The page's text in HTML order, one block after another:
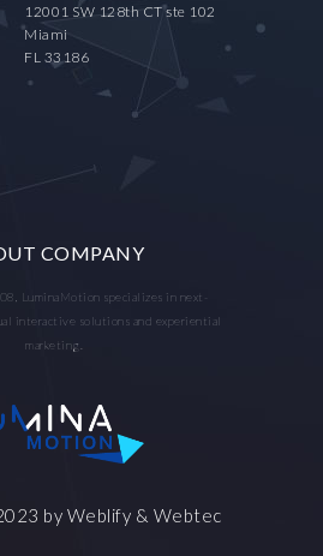
12001 SW 128th CT ste 102
Miami
FL 33186
COMPANY
LuminaMotion specializes in next-
interactive solutions and experiential
marketing.
by Weblify & Webtec